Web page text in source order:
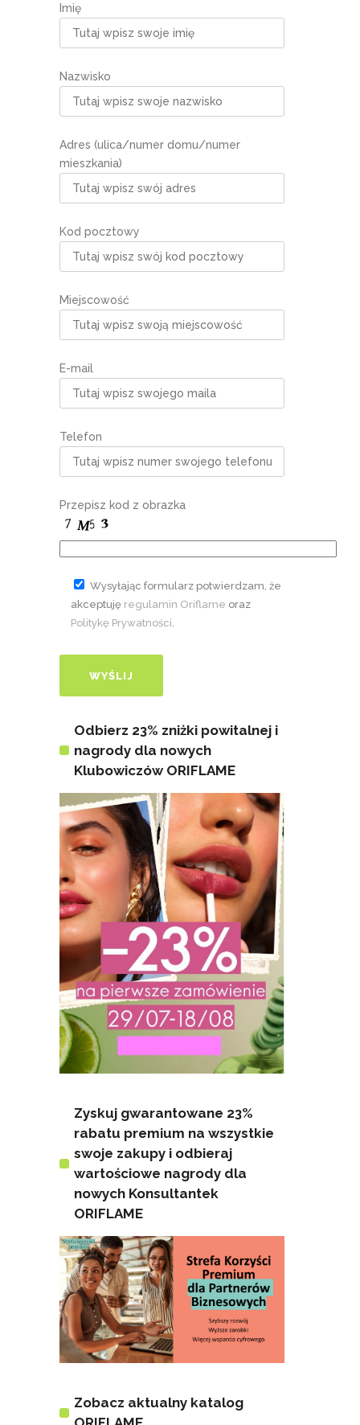
Imię
Nazwisko
Adres (ulica/numer domu/numer
mieszkania)
Kod pocztowy
Miejscowość
E-mail
Telefon
Przepisz kod z obrazka
Wysyłając formularz potwierdzam, że
akceptuję regulamin Oriflame oraz
Politykę Prywatności
Odbierz 23% zniżki powitalnej i
nagrody dla nowych
Klubowiczów ORIFLAME
Zyskuj gwarantowane 23%
rabatu premium na wszystkie
swoje zakupy i odbieraj
wartościowe nagrody dla
nowych Konsultantek
ORIFLAME
Zobacz aktualny katalog